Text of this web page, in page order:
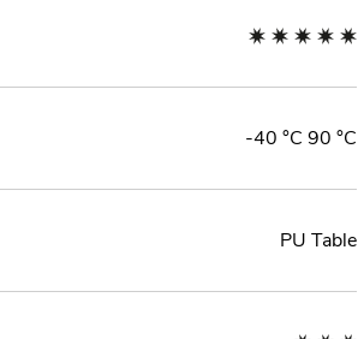
-40 °C 90 °C
PU Table